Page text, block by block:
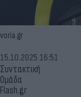
voria.gr
Συντακτική
Ομάδα
Flash.gr
15.10.2025 16:51